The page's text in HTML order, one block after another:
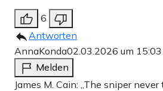
6
Antworten
AnnaKonda02.03.2026 um
Melden
James M. Cain: „The sniper